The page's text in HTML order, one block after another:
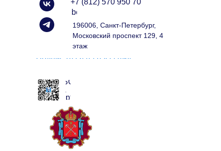
196006, Санкт-Петербург,
Московский проспект 129, 4
этаж
+7 (812) 570 950 70
info@spbexport.ru
Подписаться на рассылку
ЧАТ БОТ
клуба
экспортёров